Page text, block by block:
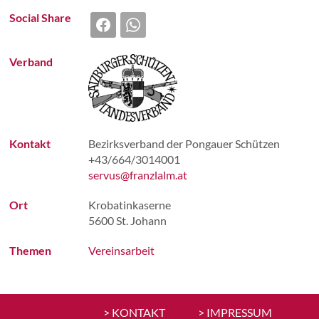
Social Share
Verband
Kontakt
Bezirksverband der Pongauer Schützen
+43/664/3014001
servus@franzlalm.at
Ort
Krobatinkaserne
5600 St. Johann
Themen Vereinsarbeit
> KONTAKT > IMPRESSUM